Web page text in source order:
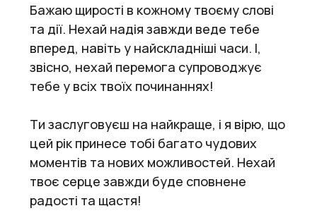
Бажаю щирості в кожному твоєму слові
та дії. Нехай надія завжди веде тебе
вперед, навіть у найскладніші часи. І,
звісно, нехай перемога супроводжує
тебе у всіх твоїх починаннях!
Ти заслуговуєш на найкраще, і я вірю, що
цей рік принесе тобі багато чудових
моментів та нових можливостей. Нехай
твоє серце завжди буде сповнене
радості та щастя!